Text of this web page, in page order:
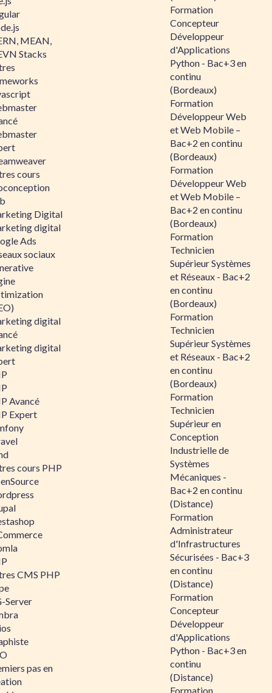
MEAN,
Stacks
cours
Digital
digital
Ads
sociaux
digital
digital
Avancé
Expert
cours PHP
CMS PHP
Server
pas en
Formation
Concepteur
Développeur
d'Applications
Python - Bac+3 en
continu
(Bordeaux)
Formation
Développeur Web
et Web Mobile –
Bac+2 en continu
(Bordeaux)
Formation
Développeur Web
et Web Mobile –
Bac+2 en continu
(Bordeaux)
Formation
Technicien
Supérieur Systèmes
et Réseaux - Bac+2
en continu
(Bordeaux)
Formation
Technicien
Supérieur Systèmes
et Réseaux - Bac+2
en continu
(Bordeaux)
Formation
Technicien
Supérieur en
Conception
Industrielle de
Systèmes
Mécaniques -
Bac+2 en continu
(Distance)
Formation
Administrateur
d'Infrastructures
Sécurisées - Bac+3
en continu
(Distance)
Formation
Concepteur
Développeur
d'Applications
Python - Bac+3 en
continu
(Distance)
Formation